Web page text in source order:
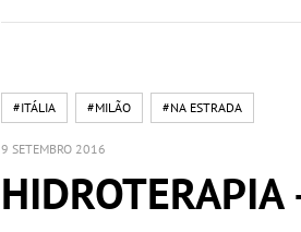
#ITÁLIA #MILÃO #NA ESTRADA
9 SETEMBRO 2016